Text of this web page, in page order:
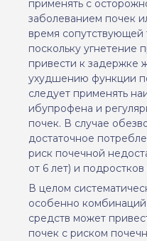
применять с
заболеванием почек
время
поскольку угнетение
привести к задержке
ухудшению функции
следует применять
ибупрофена и
почек. В случае
достаточное
риск почечной
от 6 лет) и
В целом
особенно
средств может
почек с риском